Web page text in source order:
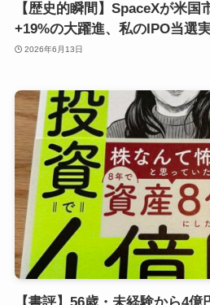
【歴史的瞬間】SpaceXが米
+19%の大躍進、私のIPO当選
2026年6月13日